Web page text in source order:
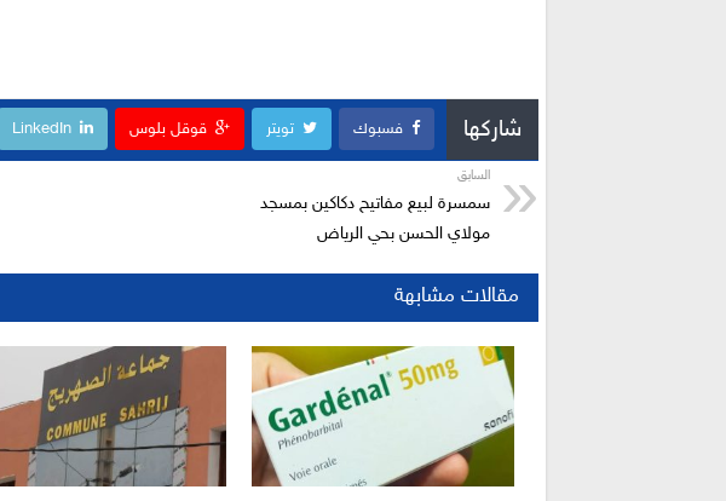
شاركها فسبوك تويتر قوقل بلوس LinkedIn
السابق
سمسرة لبيع مفاتيح دكاكين بمسجد
مولاي الحسن بحي الرياض
مقالات مشابهة